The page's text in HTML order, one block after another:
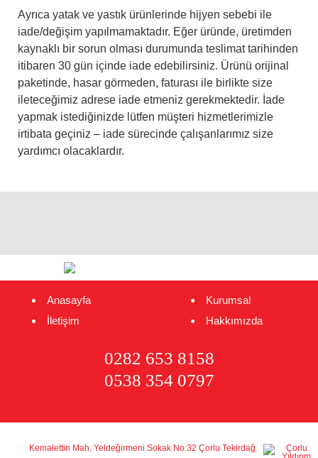
Ayrıca yatak ve yastık ürünlerinde hijyen sebebi ile
iade/değişim yapılmamaktadır. Eğer üründe, üretimden
kaynaklı bir sorun olması durumunda teslimat tarihinden
itibaren 30 gün içinde iade edebilirsiniz. Ürünü orijinal
paketinde, hasar görmeden, faturası ile birlikte size
ileteceğimiz adrese iade etmeniz gerekmektedir. İade
yapmak istediğinizde lütfen müşteri hizmetlerimizle
irtibata geçiniz – iade sürecinde çalışanlarımız size
yardımcı olacaklardır.
Anasayfa
Kurumsal
İletişim
Hakkımızda
0282 653 8158
0538 354 0797
Kemalettin Mah. Yeldeğirmeni Sokak No:32 Çorlu Tekirdağ